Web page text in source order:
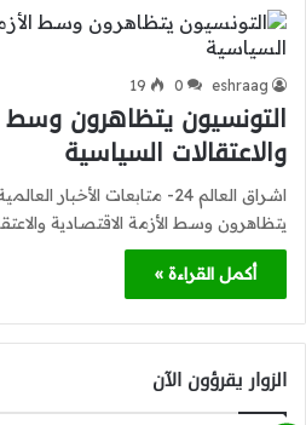
eshraag
0
19
التونسيون يتظاهرون وسط
والاعتقالات السياسية
اشراق العالم 24- متابعات
يتظاهرون وسط الأزمة الاقتصادية
أكمل القراءة »
الزوار يقرؤون الآن